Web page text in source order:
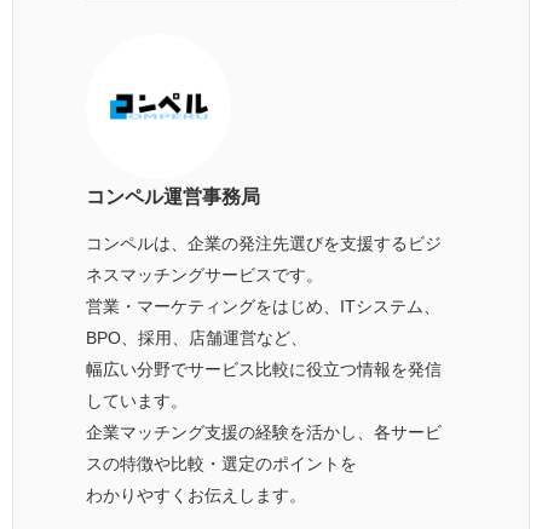
コンペル運営事務局
コンペルは、企業の発注先選びを支援するビジ
ネスマッチングサービスです。
営業・マーケティングをはじめ、ITシステム、
BPO、採用、店舗運営など、
幅広い分野でサービス比較に役立つ情報を発信
しています。
企業マッチング支援の経験を活かし、各サービ
スの特徴や比較・選定のポイントを
わかりやすくお伝えします。